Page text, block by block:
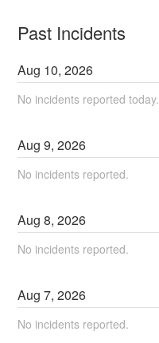
Past Incidents
Aug 10,2026
No incidents reported today.
Aug9,2026
No incidents reported.
Aug8,2026
No incidents reported.
Aug7,2026
No incidents reported.